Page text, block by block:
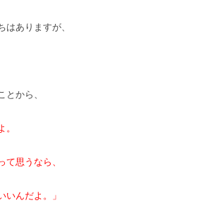
はありますが、
とから、
て思うなら、
いんだよ。」